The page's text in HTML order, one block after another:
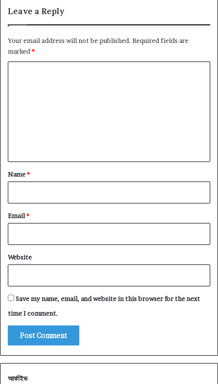
Leave a Reply
Your email address will not be published. Required fields are
marked*
*
Name*
Email*
Website
Save my name, email, and website in this browser for the next
time I comment.
আর্কাইভ